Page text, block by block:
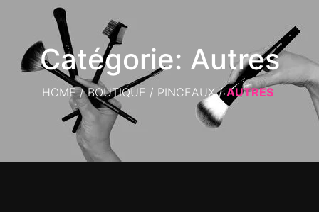
Catégorie: Autres
HOME / BOUTIQUE / PINCEAUX / AUTRES